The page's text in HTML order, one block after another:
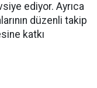
ediyor. Ayrıca
düzenli takip
katkı